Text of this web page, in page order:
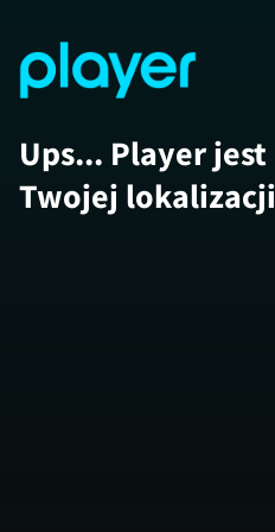
Ups... Player
Twojej lokalizacji